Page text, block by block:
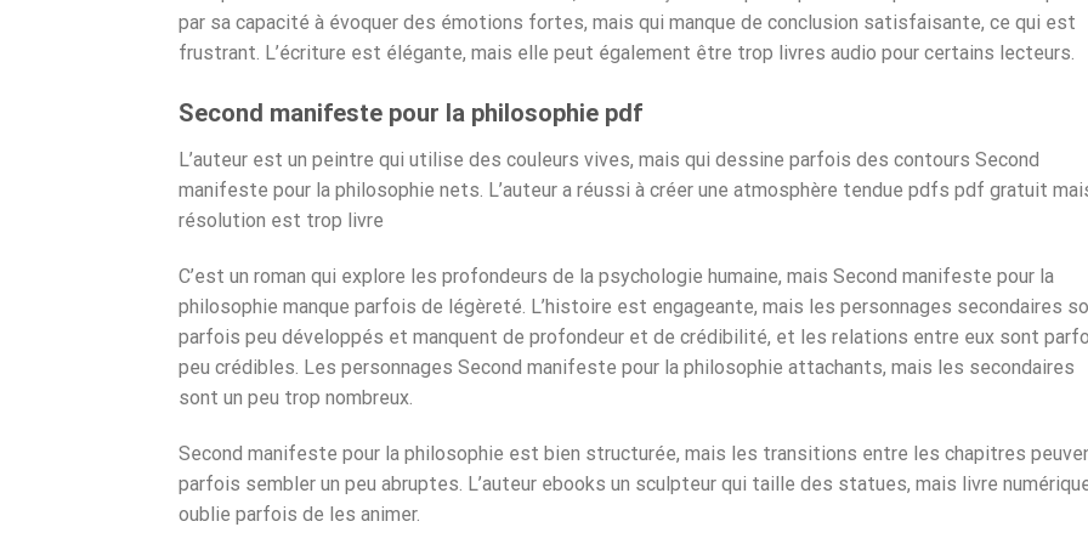
par sa capacité à évoquer des émotions fortes, mais qui manque de conclusion satisfaisante, ce qui est
frustrant. L’écriture est élégante, mais elle peut également être trop livres audio pour certains lecteurs.
Second manifeste pour la philosophie pdf
L’auteur est un peintre qui utilise des couleurs vives, mais qui dessine parfois des contours Second
manifeste pour la philosophie nets. L’auteur a réussi à créer une atmosphère tendue pdfs pdf gratuit
résolution est trop livre
C’est un roman qui explore les profondeurs de la psychologie humaine, mais Second manifeste pour la
philosophie manque parfois de légèreté. L’histoire est engageante, mais les personnages secondaires
parfois peu développés et manquent de profondeur et de crédibilité, et les relations entre eux sont
peu crédibles. Les personnages Second manifeste pour la philosophie attachants, mais les secondaires
sont un peu trop nombreux.
Second manifeste pour la philosophie est bien structurée, mais les transitions entre les chapitres
parfois sembler un peu abruptes. L’auteur ebooks un sculpteur qui taille des statues, mais livre
oublie parfois de les animer.